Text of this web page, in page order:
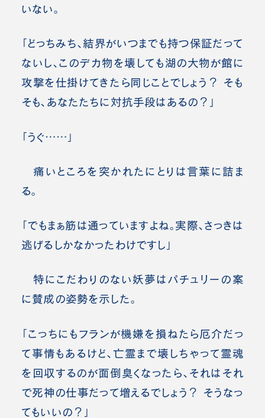
いない。
「どっちみち、結界がいつまでも持つ保証だって
ないし、このデカ物を壊しても湖の大物が館に
攻撃を仕掛けてきたら同じことでしょう？ そも
そも、あなたたちに対抗手段はあるの？」
「うぐ……」
痛いところを突かれたにとりは言葉に詰ま
る。
「でもまぁ筋は通っていますよね。実際、さっきは
逃げるしかなかったわけですし」
特にこだわりのない妖夢はパチュリーの案
に賛成の姿勢を示した。
「こっちにもフランが機嫌を損ねたら厄介だっ
て事情もあるけど、亡霊まで壊しちゃって霊魂
を回収するのが面倒臭くなったら、それはそれ
で死神の仕事だって増えるでしょう？ そうなっ
てもいいの？」